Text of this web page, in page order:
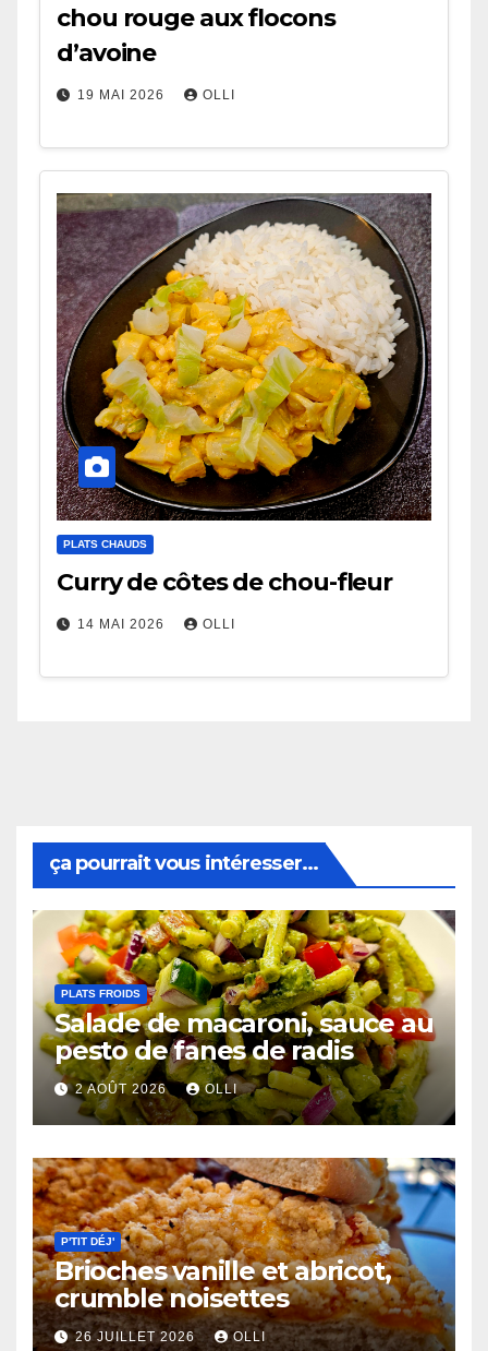
chou rouge aux flocons
d’avoine
19 MAI 2026 OLLI
PLATS CHAUDS
Curry de côtes de chou-fleur
14 MAI 2026 OLLI
ça pourrait vous intéresser...
PLATS FROIDS
Salade de macaroni, sauce au
pesto de fanes de radis
2 AOÛT 2026 OLLI
P'TIT DÉJ'
Brioches vanille et abricot,
crumble noisettes
26 JUILLET 2026 OLLI